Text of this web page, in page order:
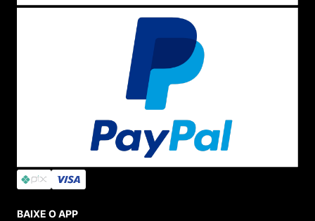
BAIXE O APP